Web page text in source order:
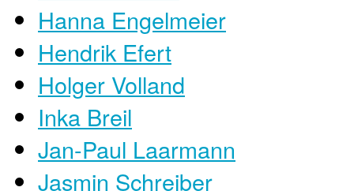
Hanna Engelmeier
Hendrik Efert
Holger Volland
Inka Breil
Jan-Paul Laarmann
Jasmin Schreiber